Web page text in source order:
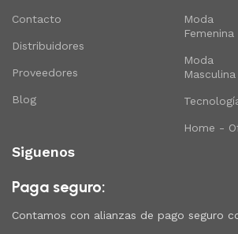
Contacto
Distribuidores
Proveedores
Blog
Moda
Femenina
Moda
Masculina
Home -
Siguenos
Paga seguro:
Contamos con alianzas de pago seguro